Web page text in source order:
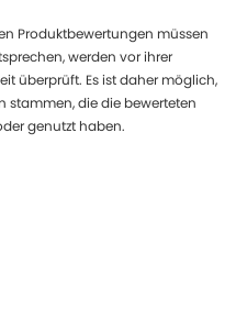
Produktbewertungen müssen
werden vor ihrer
überprüft. Es ist daher möglich,
stammen, die die bewerteten
genutzt haben.